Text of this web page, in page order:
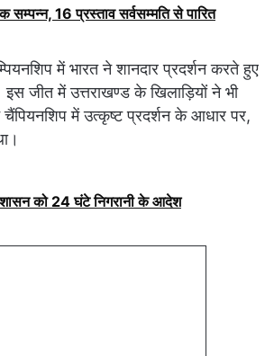
सम्पन्न, 16 प्रस्ताव सर्वसम्मति से पारित
में भारत ने शानदार प्रदर्शन करते हुए
जीत में उत्तराखण्ड के खिलाड़ियों ने भी
में उत्कृष्ट प्रदर्शन के आधार पर,
को 24 घंटे निगरानी के आदेश